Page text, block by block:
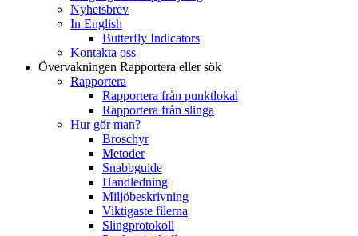
Nyhetsbrev
In English
Butterfly Indicators
Kontakta oss
Övervakningen Rapportera eller sök
Rapportera
Rapportera från punktlokal
Rapportera från slinga
Hur gör man?
Broschyr
Metoder
Snabbguide
Handledning
Miljöbeskrivning
Viktigaste filerna
Slingprotokoll